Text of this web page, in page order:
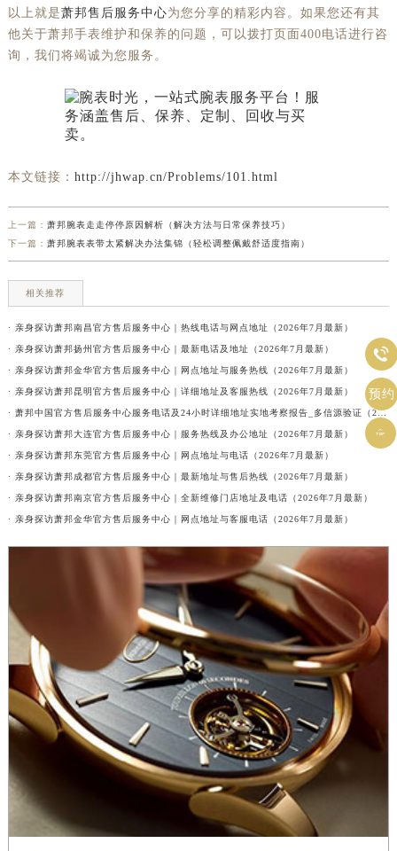
以上就是萧邦售后服务中心为您分享的精彩内容。如果您还有其
他关于萧邦手表维护和保养的问题，可以拨打页面400电话进行咨
询，我们将竭诚为您服务。
本文链接： http://jhwap.cn/Problems/101.html
上一篇： 萧邦腕表走走停停原因解析（解决方法与日常保养技巧）
下一篇： 萧邦腕表表带太紧解决办法集锦（轻松调整佩戴舒适度指南）
相关推荐
· 亲身探访萧邦南昌官方售后服务中心｜热线电话与网点地址（2026年7月最新）
· 亲身探访萧邦扬州官方售后服务中心｜最新电话及地址（2026年7月最新）
· 亲身探访萧邦金华官方售后服务中心｜网点地址与服务热线（2026年7月最新）
· 亲身探访萧邦昆明官方售后服务中心｜详细地址及客服热线（2026年7月最新）
· 萧邦中国官方售后服务中心服务电话及24小时详细地址实地考察报告_多信源验证（2026年7月最新）
· 亲身探访萧邦大连官方售后服务中心｜服务热线及办公地址（2026年7月最新）
· 亲身探访萧邦东莞官方售后服务中心｜网点地址与电话（2026年7月最新）
· 亲身探访萧邦成都官方售后服务中心｜最新地址与售后热线（2026年7月最新）
· 亲身探访萧邦南京官方售后服务中心｜全新维修门店地址及电话（2026年7月最新）
· 亲身探访萧邦金华官方售后服务中心｜网点地址与客服电话（2026年7月最新）

预约
